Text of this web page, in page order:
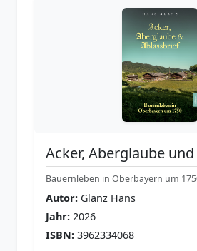
Acker, Aberglaube
Bauernleben in Oberbayern um
Autor: Glanz Hans
Jahr: 2026
ISBN: 3962334068